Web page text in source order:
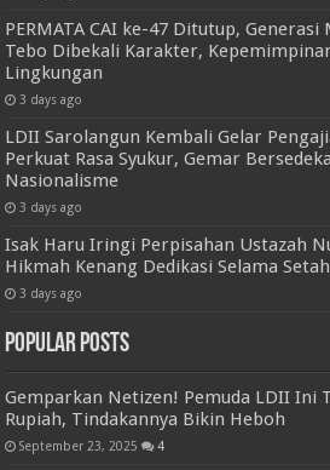
PERMATA CAI ke-47 Ditutup,
Tebo Dibekali Karakter,
Lingkungan
3 days ago
LDII Sarolangun Kembali Gelar
Perkuat Rasa Syukur, Gemar
Nasionalisme
3 days ago
Isak Haru Iringi Perpisahan Ustazah
Hikmah Kenang Dedikasi Selama
3 days ago
Popular Posts
Gemparkan Netizen! Pemuda LDII Ini
Rupiah, Tindakannya Bikin Heboh
September 23, 2025 4